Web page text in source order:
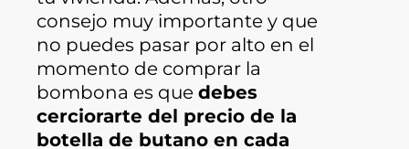
consejo muy importante y que
no puedes pasar por alto en el
momento de comprar la
bombona es que debes
cerciorarte del precio de la
botella de butano en cada